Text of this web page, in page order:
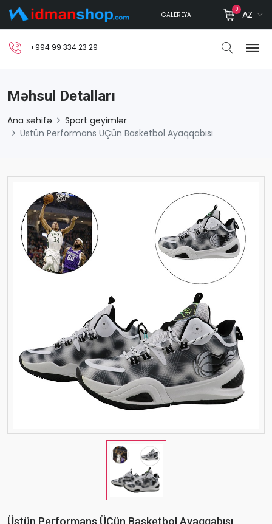
GALEREYA
0 AZ
+994 99 334 23 29
Məhsul Detalları
Ana səhifə
Sport geyimlər
Üstün Performans ÜÇün Basketbol Ayaqqabısı